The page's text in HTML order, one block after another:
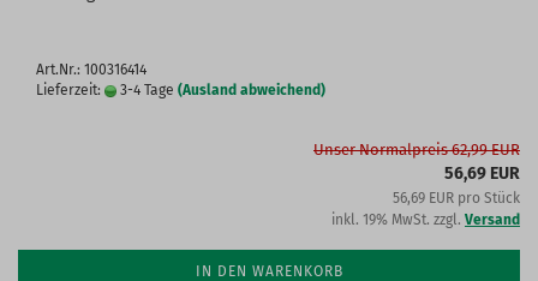
Art.Nr.: 100316414
Lieferzeit:
3-4 Tage (Ausland abweichend)
Unser Normalpreis 62,99 EUR
56,69 EUR
56,69 EUR pro Stück
inkl. 19% MwSt. zzgl. Versand
IN DEN WARENKORB